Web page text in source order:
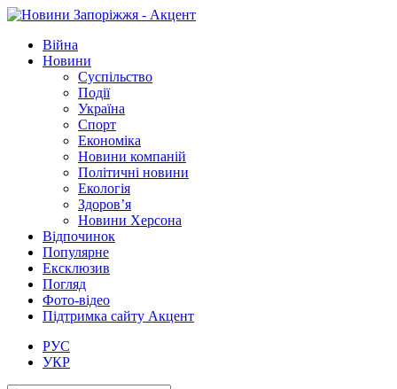
Війна
Новини
Суспільство
Події
Україна
Спорт
Економіка
Новини компаній
Політичні новини
Екологія
Здоров’я
Новини Херсона
Відпочинок
Популярне
Ексклюзив
Погляд
Фото-відео
Підтримка сайту Акцент
РУС
УКР